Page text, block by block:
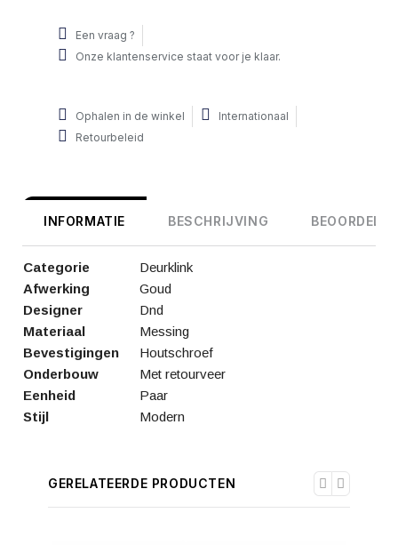
Een vraag ?
Onze klantenservice staat voor je klaar.
Ophalen in de winkel
Internationaal
Retourbeleid
INFORMATIE BESCHRIJVING
Categorie
Deurklink
Afwerking
Goud
Designer
Dnd
Materiaal
Messing
Bevestigingen
Houtschroef
Onderbouw
Met retourveer
Eenheid
Paar
Stijl
Modern
GERELATEERDE PRODUCTEN